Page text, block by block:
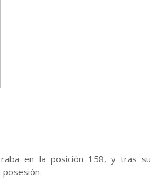
en la posición 158, y tras su